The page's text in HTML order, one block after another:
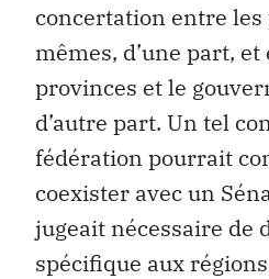
concertation entre
mêmes, d’une part,
provinces et le
d’autre part. Un tel
fédération pourrait
coexister avec un
jugeait nécessaire de
spécifique aux